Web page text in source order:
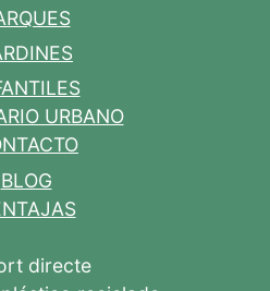
URBANO
BLOG
directe